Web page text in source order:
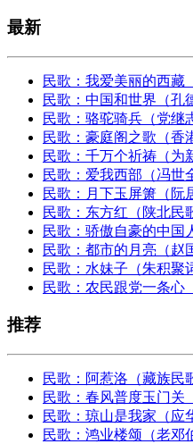
最新
民歌：我爱美丽的西藏
民歌：中国和世界（孔
民歌：骆驼骑兵（党继
民歌：豪庭阁之歌（香
民歌：千万个祈祷（为
民歌：爱我西部（冯世
民歌：月下玉屏箫（阮
民歌：东方红（陕北民
民歌：骄傲自豪的中国
民歌：都市的月亮（赵
民歌：水妹子（朱积聚
民歌：农民跟党一条心
推荐
民歌：阿惹洛（藏族民
民歌：春风普度玉门关
民歌：琼山是我家（应
民歌：鸿业楼颂（老邓